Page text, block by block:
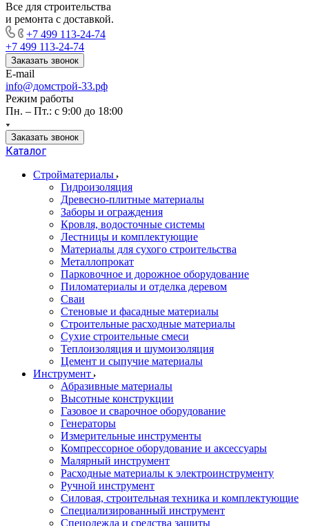
Все для строительства
и ремонта с доставкой.
+7 499 113-24-74
+7 499 113-24-74
Заказать звонок
E-mail
info@домстрой-33.рф
Режим работы
Пн. – Пт.: с 9:00 до 18:00
Заказать звонок
Каталог
Стройматериалы
Гидроизоляция
Древесно-плитные материалы
Заборы и ограждения
Кровля, водосточные системы
Лестницы и комплектующие
Материалы для сухого строительства
Металлопрокат
Парковочное и дорожное оборудование
Пиломатериалы и отделка деревом
Сваи
Стеновые и фасадные материалы
Строительные расходные материалы
Сухие строительные смеси
Теплоизоляция и шумоизоляция
Цемент и сыпучие материалы
Инструмент
Абразивные материалы
Высотные конструкции
Газовое и сварочное оборудование
Генераторы
Измерительные инструменты
Компрессорное оборудование и аксессуары
Малярный инструмент
Расходные материалы к электроинструменту
Ручной инструмент
Силовая, строительная техника и комплектующие
Специализированный инструмент
Спецодежда и средства защиты